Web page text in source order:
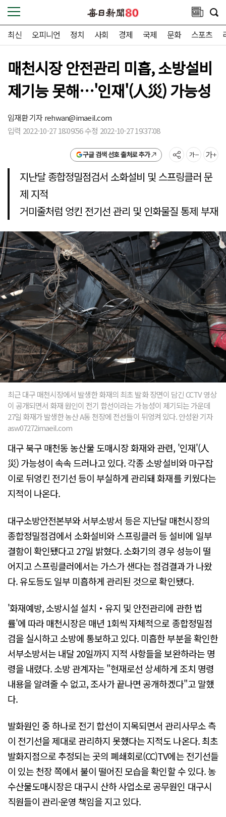
최신 오피니언 정치 사회 경제 국제 문화 스포츠
매천시장 안전관리 미흡, 소방설비
제기능 못해…'인재'(人災) 가능성
임재환 기자rehwan@imaeil.com
입력 2022-10-27 18:09:56 수정 2022-10-27 19:37:08
구글 검색 선호 출처로 추가
지난달 종합정밀점검서 소화설비 및 스프링클러 문
제 지적
거미줄처럼 엉킨 전기선 관리 및 인화물질 통제 부재
최근 대구 매천시장에서 발생한 화재의 최초 발화 장면이 담긴 CCTV 영상
이 공개되면서 화재 원인이 전기 합선이라는 가능성이 제기되는 가운데
27일 화재가 발생한 농산 A동 천장에 전선들이 뒤엉켜 있다. 안성완 기자
asw07272imaeil.com
대구 북구 매천동 농산물 도매시장 화재와 관련, '인재'(人
災) 가능성이 속속 드러나고 있다. 각종 소방설비와 마구잡
이로 뒤엉킨 전기선 등이 부실하게 관리돼 화재를 키웠다는
지적이 나온다.
대구소방안전본부와 서부소방서 등은 지난달 매천시장의
종합정밀점검에서 소화설비와 스프링클러 등 설비에 일부
결함이 확인됐다고 27일 밝혔다. 소화기의 경우 성능이 떨
어지고 스프링클러에서는 가스가 샌다는 점검결과가 나왔
다. 유도등도 일부 미흡하게 관리된 것으로 확인됐다.
'화재예방, 소방시설 설치‧유지 및 안전관리에 관한 법
률'에 따라 매천시장은 매년 1회씩 자체적으로 종합정밀점
검을 실시하고 소방에 통보하고 있다. 미흡한 부분을 확인한
서부소방서는 내달 20일까지 지적 사항들을 보완하라는 명
령을 내렸다. 소방 관계자는 "현재로선 상세하게 조치 명령
내용을 알려줄 수 없고, 조사가 끝나면 공개하겠다"고 말했
다.
발화원인 중 하나로 전기 합선이 지목되면서 관리사무소 측
이 전기선을 제대로 관리하지 못했다는 지적도 나온다. 최초
발화지점으로 추정되는 곳의 폐쇄회로(CC)TV에는 전기선들
이 있는 천장 쪽에서 불이 떨어진 모습을 확인할 수 있다. 농
수산물도매시장은 대구시 산하 사업소로 공무원인 대구시
직원들이 관리·운영 책임을 지고 있다.